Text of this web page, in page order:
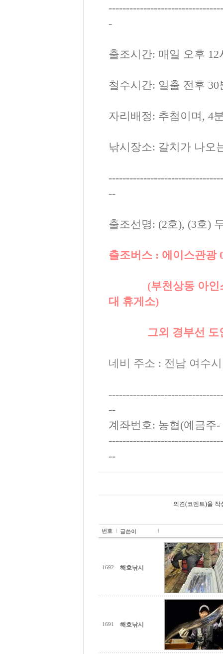
-
출조시간: 매일 오후 12
철수시간: 일출 전후 30
자리배정: 추첨이며, 4
낚시장소: 갈치가 나오
--
출조선명: (2호), (3호)
출조버스 : 에이스관광
(부천상동 아인스월
대 휴게소)
그외 경부선 도안
네비 주소 : 전남 여수
--
계좌번호: 농협(예금주-
--
의견(코멘트)을 작
번호 글쓴이
1692 해호낚시
1691 해호낚시